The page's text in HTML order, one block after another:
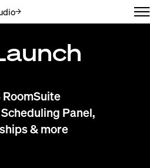
Fenster)
in neuem Fenster)
Panel,
& more